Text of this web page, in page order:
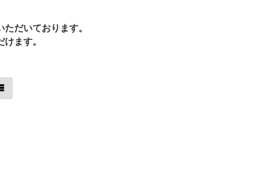
だいております。
ます。